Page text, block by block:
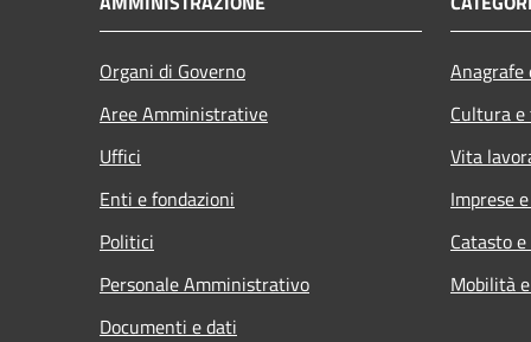
Organi di Governo
Aree Amministrative
Uffici
Enti e fondazioni
Politici
Personale Amministrativo
Documenti e dati
Cultura
Vita
Imprese
Catasto
Mobilità